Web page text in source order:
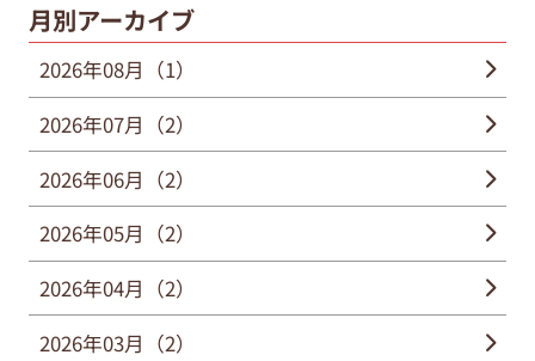
月別アーカイブ
2026年08月（1）
2026年07月（2）
2026年06月（2）
2026年05月（2）
2026年04月（2）
2026年03月（2）